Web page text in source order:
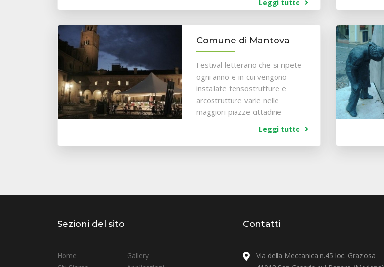
Leggi tutto
Comune di Mantova
Festival letterario che si ripete
ogni anno e in cui vengono
installate tensostrutture e
arcostrutture varie nelle
maggiori piazze cittadine
Leggi tutto
Sezioni del sito
Home
Gallery
Contatti
Via della Meccanica n.45 loc. Graziosa